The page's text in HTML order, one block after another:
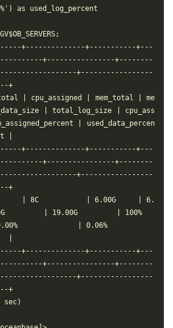
as used_log_percent
+--------------+-----------+---
+----------------+--------
+-----------------
+
| cpu_assigned | mem_total | me
| total_log_size | cpu_ass
| used_data_percen
|
+--------------+-----------+---
+----------------+--------
+-----------------
+
| 8C           | 6.00G     | 6.
| 19.00G         | 100%
| 0.06%
|
+--------------+-----------+---
+----------------+--------
+-----------------
+
sec)